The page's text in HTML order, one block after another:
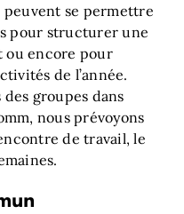
peuvent se permettre
pour structurer une
ou encore pour
de l’année.
groupes dans
nous prévoyons
de travail, le